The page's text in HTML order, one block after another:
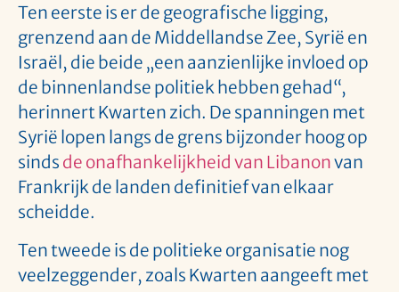
Ten eerste is er de geografische ligging,
grenzend aan de Middellandse Zee, Syrië en
Israël, die beide „een aanzienlijke invloed op
de binnenlandse politiek hebben gehad“,
herinnert Kwarten zich. De spanningen met
Syrië lopen langs de grens bijzonder hoog op
sinds de onafhankelijkheid van Libanonvan
Frankrijk de landen definitief van elkaar
scheidde.
Ten tweede is de politieke organisatie nog
veelzeggender, zoals Kwarten aangeeft met